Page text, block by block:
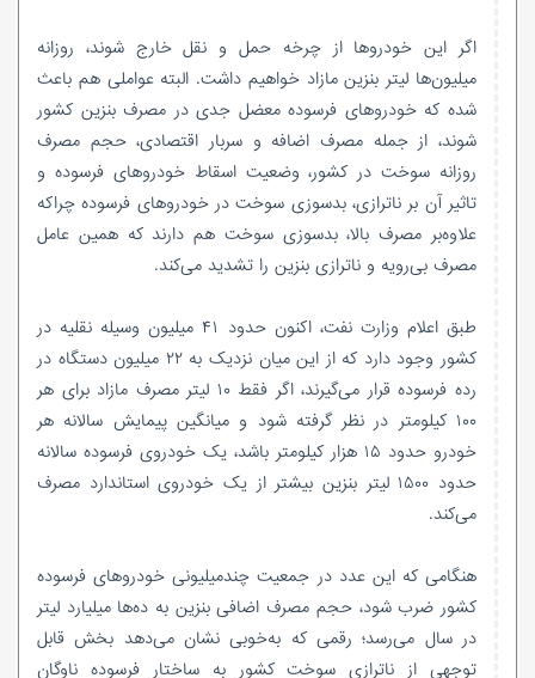
اگر این خودروها از چرخه حمل و نقل خارج شوند، روزانه
میلیون‌ها لیتر بنزین مازاد خواهیم داشت. البته عواملی هم باعث
شده‌ که خودروهای فرسوده معضل جدی در مصرف بنزین کشور
شوند، از جمله مصرف اضافه و سربار اقتصادی، حجم مصرف
روزانه سوخت در کشور، وضعیت اسقاط خودروهای فرسوده و
تاثیر آن بر ناترازی، بدسوزی سوخت در خودروهای فرسوده چراکه
علاوه‌بر مصرف بالا، بدسوزی سوخت هم دارند که همین عامل
مصرف بی‌رویه و ناترازی بنزین را تشدید می‌کند.
طبق اعلام وزارت نفت، اکنون حدود ۴۱ میلیون وسیله نقلیه در
کشور وجود دارد که از این میان نزدیک به ۲۲ میلیون دستگاه در
رده فرسوده قرار می‌گیرند، اگر فقط ۱۰ لیتر مصرف مازاد برای هر
۱۰۰ کیلومتر در نظر گرفته شود و میانگین پیمایش سالانه هر
خودرو حدود ۱۵ هزار کیلومتر باشد، یک خودروی فرسوده سالانه
حدود ۱۵۰۰ لیتر بنزین بیشتر از یک خودروی استاندارد مصرف
می‌کند.
هنگامی که این عدد در جمعیت چندمیلیونی خودروهای فرسوده
کشور ضرب شود، حجم مصرف اضافی بنزین به ده‌ها میلیارد لیتر
در سال می‌رسد؛ رقمی که به‌خوبی نشان می‌دهد بخش قابل‌
توجهی از ناترازی سوخت کشور به ساختار فرسوده ناوگان